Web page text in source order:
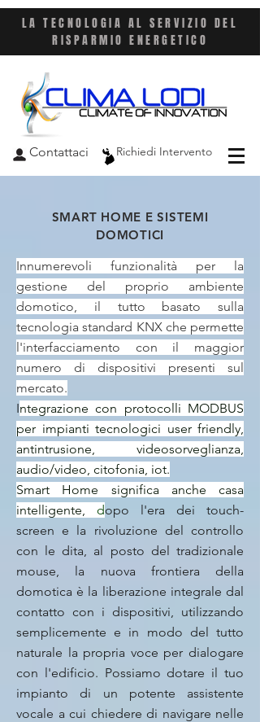
LA TECNOLOGIA AL SERVIZIO DEL
RISPARMIO ENERGETICO
Richiedi Intervento
Contattaci
SMART HOME E SISTEMI
DOMOTICI
Innumerevoli funzionalità per la
gestione del proprio ambiente
domotico, il tutto basato sulla
tecnologia standard KNX che permette
l'interfacciamento con il maggior
numero di dispositivi presenti sul
mercato.
Integrazione con protocolli MODBUS
per impianti tecnologici user friendly,
antintrusione, videosorveglianza,
audio/video, citofonia, iot.
Smart Home significa anche casa
intelligente, dopo l'era dei touch-
screen e la rivoluzione del controllo
con le dita, al posto del tradizionale
mouse, la nuova frontiera della
domotica è la liberazione integrale dal
contatto con i dispositivi, utilizzando
semplicemente e in modo del tutto
naturale la propria voce per dialogare
con l'edificio. Possiamo dotare il tuo
impianto di un potente assistente
vocale a cui chiedere di navigare nelle